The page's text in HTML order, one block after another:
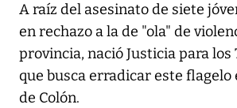
A raíz del asesinato de siete
en rechazo a la de "ola" de
provincia, nació Justicia para los
que busca erradicar este flagelo
de Colón.